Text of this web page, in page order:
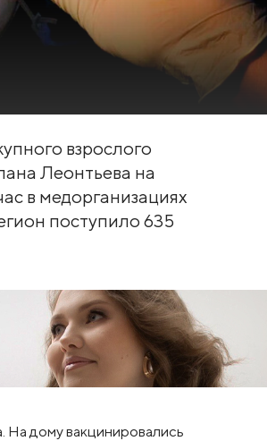
взрослого
Леонтьева на
в медорганизациях
поступило 635
На дому вакцинировались